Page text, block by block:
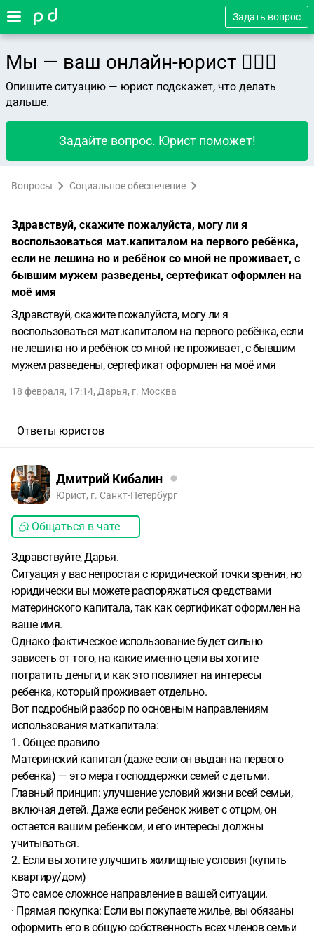
Задать вопрос
Мы — ваш онлайн-юрист 👨🏻‍⚖️
Опишите ситуацию — юрист подскажет, что делать
дальше.
Задайте вопрос. Юрист поможет!
Вопросы Социальное обеспечение
Здравствуй, скажите пожалуйста, могу ли я
воспользоваться мат.капиталом на первого ребёнка,
если не лешина но и ребёнок со мной не проживает, с
бывшим мужем разведены, сертефикат оформлен на
моё имя
Здравствуй, скажите пожалуйста, могу ли я
воспользоваться мат.капиталом на первого ребёнка, если
не лешина но и ребёнок со мной не проживает, с бывшим
мужем разведены, сертефикат оформлен на моё имя
18 февраля, 17:14, Дарья, г. Москва
Ответы юристов
Дмитрий Кибалин
Юрист, г. Санкт-Петербург
Общаться в чате
Здравствуйте, Дарья.
Ситуация у вас непростая с юридической точки зрения, но
юридически вы можете распоряжаться средствами
материнского капитала, так как сертификат оформлен на
ваше имя.
Однако фактическое использование будет сильно
зависеть от того, на какие именно цели вы хотите
потратить деньги, и как это повлияет на интересы
ребенка, который проживает отдельно.
Вот подробный разбор по основным направлениям
использования маткапитала:
1. Общее правило
Материнский капитал (даже если он выдан на первого
ребенка) — это мера господдержки семей с детьми.
Главный принцип: улучшение условий жизни всей семьи,
включая детей. Даже если ребенок живет с отцом, он
остается вашим ребенком, и его интересы должны
учитываться.
2. Если вы хотите улучшить жилищные условия (купить
квартиру/дом)
Это самое сложное направление в вашей ситуации.
· Прямая покупка: Если вы покупаете жилье, вы обязаны
оформить его в общую собственность всех членов семьи